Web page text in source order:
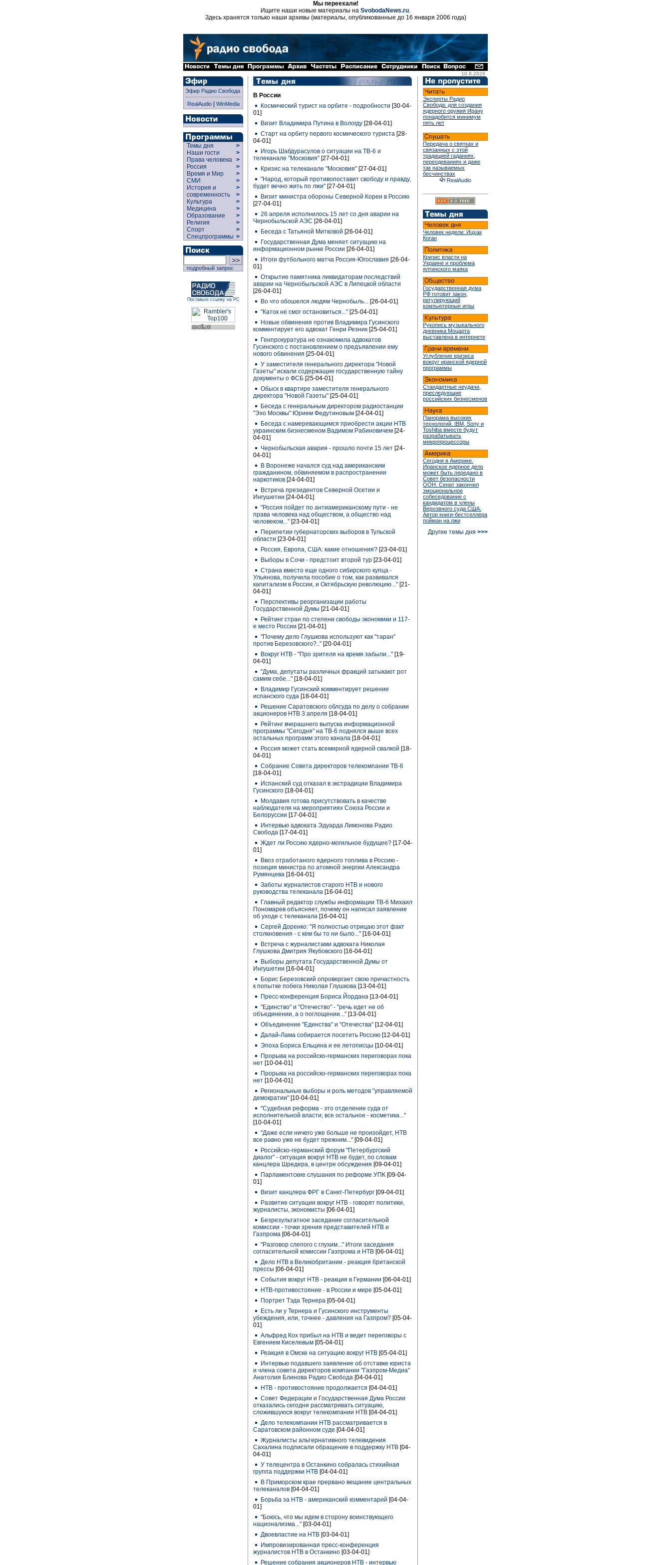
Мы переехали!
Ищите наши новые материалы на SvobodaNews.ru.
Здесь хранятся только наши архивы (материалы, опубликованные до 16 января 2006 года)
10.8.2026
Эфир Радио Свобода
RealAudio| WinMedia
Темы дня
>
Наши гости
>
Права человека >
Россия
>
Время и Мир
>
СМИ
>
История и
современность
>
>
Культура
>
Медицина
>
Образование
>
Религия
>
Спорт
>
Спецпрограммы >
подробный запрос
Поставьте ссылку на РС
В России
Космический турист на орбите - подробности [30-04-
01]
Визит Владимира Путина в Вологду [28-04-01]
Старт на орбиту первого космического туриста [28-
04-01]
Игорь Шабдурасулов о ситуации на ТВ-6 и
телеканале "Московия" [27-04-01]
Кризис на телеканале "Московия" [27-04-01]
"Народ, который противопоставит свободу и правду,
будет вечно жить по лжи" [27-04-01]
Визит министра обороны Северной Кореи в Россию
[27-04-01]
26 апреля исполнилось 15 лет со дня аварии на
Чернобыльской АЭС [26-04-01]
Беседа с Татьяной Митковой [26-04-01]
Государственная Дума меняет ситуацию на
информационном рынке России [26-04-01]
Итоги футбольного матча Россия-Югославия [26-04-
01]
Открытие памятника ликвидаторам последствий
аварии на Чернобыльской АЭС в Липецкой области
[26-04-01]
Во что обошелся людям Чернобыль... [26-04-01]
"Каток не смог остановиться..." [25-04-01]
Новые обвинения против Владимира Гусинского
комментирует его адвокат Генри Резник [25-04-01]
Генпрокуратура не ознакомила адвокатов
Гусинского с постановлением о предъявлении ему
нового обвинения [25-04-01]
У заместителя генерального директора "Новой
Газеты" искали содержащие государственную тайну
документы о ФСБ [25-04-01]
Обыск в квартире заместителя генерального
директора "Новой Газеты" [25-04-01]
Беседа с генеральным директором радиостанции
"Эхо Москвы" Юрием Федутиновым [24-04-01]
Беседа с намеревающимся приобрести акции НТВ
украинским бизнесменом Вадимом Рабиновичем [24-
04-01]
Чернобыльская авария - прошло почти 15 лет [24-
04-01]
В Воронеже начался суд над американским
гражданином, обвиняемом в распространении
наркотиков [24-04-01]
Встреча президентов Северной Осетии и
Ингушетии [24-04-01]
"Россия пойдет по антиамериканскому пути - не
права человека над обществом, а общество над
человеком..." [23-04-01]
Перипетии губернаторских выборов в Тульской
области [23-04-01]
Россия, Европа, США: какие отношения? [23-04-01]
Выборы в Сочи - предстоит второй тур [23-04-01]
Страна вместо еще одного сибирского купца -
Ульянова, получила пособие о том, как развивался
капитализм в России, и Октябрьскую революцию..." [21-
04-01]
Перспективы реорганизации работы
Государственной Думы [21-04-01]
Рейтинг стран по степени свободы экономики и 117-
е место России [21-04-01]
"Почему дело Глушкова используют как "таран"
против Березовского?.." [20-04-01]
Вокруг НТВ - "Про зрителя на время забыли..." [19-
04-01]
"Дума, депутаты различных фракций затыкают рот
самим себе..." [18-04-01]
Владимир Гусинский комментирует решение
испанского суда [18-04-01]
Решение Саратовского облсуда по делу о собрании
акционеров НТВ 3 апреля [18-04-01]
Рейтинг вчерашнего выпуска информационной
программы "Сегодня" на ТВ-6 поднялся выше всех
остальных программ этого канала [18-04-01]
Россия может стать всемирной ядерной свалкой [18-
04-01]
Собрание Совета директоров телекомпании ТВ-6
[18-04-01]
Испанский суд отказал в экстрадиции Владимира
Гусинского [18-04-01]
Молдавия готова присутствовать в качестве
наблюдателя на мероприятиях Союза России и
Белоруссии [17-04-01]
Интервью адвоката Эдуарда Лимонова Радио
Свобода [17-04-01]
Ждет ли Россию ядерно-могильное будущее? [17-04-
01]
Ввоз отработаного ядерного топлива в Россию -
позиция министра по атомной энергии Александра
Румянцева [16-04-01]
Заботы журналистов старого НТВ и нового
руководства телеканала [16-04-01]
Главный редактор службы информации ТВ-6 Михаил
Пономарев объясняет, почему он написал заявление
об уходе с телеканала [16-04-01]
Сергей Доренко: "Я полностью отрицаю этот факт
столкновения - с кем бы то ни было..." [16-04-01]
Встреча с журналистами адвоката Николая
Глушкова Дмитрия Якубовского [16-04-01]
Выборы депутата Государственной Думы от
Ингушетии [16-04-01]
Борис Березовский опровергает свою причастность
к попытке побега Николая Глушкова [13-04-01]
Пресс-конференция Бориса Йордана [13-04-01]
"Единство" и "Отечество" - "речь идет не об
объединении, а о поглощении..." [13-04-01]
Объединение "Единства" и "Отечества" [12-04-01]
Далай-Лама собирается посетить Россию [12-04-01]
Эпоха Бориса Ельцина и ее летописцы [10-04-01]
Прорыва на российско-германских переговорах пока
нет [10-04-01]
Прорыва на российско-германских переговорах пока
нет [10-04-01]
Региональные выборы и роль методов "управляемой
демократии" [10-04-01]
"Судебная реформа - это отделение суда от
исполнительной власти; все остальное - косметика..."
[10-04-01]
"Даже если ничего уже больше не произойдет, НТВ
все равно уже не будет прежним..." [09-04-01]
Российско-германский форум "Петербургский
диалог" - ситуация вокруг НТВ не будет, по словам
канцлера Шредера, в центре обсуждения [09-04-01]
Парламентские слушания по реформе УПК [09-04-
01]
Визит канцлера ФРГ в Санкт-Петербург [09-04-01]
Развитие ситуации вокруг НТВ - говорят политики,
журналисты, экономисты [06-04-01]
Безрезультатное заседание согласительной
комиссии - точки зрения представителей НТВ и
Газпрома [06-04-01]
"Разговор слепого с глухим..." Итоги заседания
согласительной комиссии Газпрома и НТВ [06-04-01]
Дело НТВ в Великобритании - реакция британской
прессы [06-04-01]
События вокруг НТВ - реакция в Германии [06-04-01]
НТВ-противостояние - в России и мире [05-04-01]
Портрет Тэда Тернера [05-04-01]
Есть ли у Тернера и Гусинского инструменты
убеждения, или, точнее - давления на Газпром? [05-04-
01]
Альфред Кох прибыл на НТВ и ведет переговоры с
Евгением Киселевым [05-04-01]
Реакция в Омске на ситуацию вокруг НТВ [05-04-01]
Интервью подавшего заявление об отставке юриста
и члена совета директоров компании "Газпром-Медиа"
Анатолия Блинова Радио Свобода [04-04-01]
НТВ - противостояние продолжается [04-04-01]
Совет Федерации и Государственная Дума России
отказались сегодня рассматривать ситуацию,
сложившуюся вокруг телекомпании НТВ [04-04-01]
Дело телекомпании НТВ рассматривается в
Саратовском районном суде [04-04-01]
Журналисты альтернативного телевидения
Сахалина подписали обращение в поддержку НТВ [04-
04-01]
У телецентра в Останкино собралась стихийная
группа поддержки НТВ [04-04-01]
В Приморском крае прервано вещание центральных
телеканалов [04-04-01]
Борьба за НТВ - американский комментарий [04-04-
01]
"Боюсь, что мы идем в сторону воинствующего
национализма..." [03-04-01]
Двоевластие на НТВ [03-04-01]
Импровизированная пресс-конференция
журналистов НТВ в Останкино [03-04-01]
Решение собрания акционеров НТВ - интервью
Эксперты Радио
Свобода: для создания
ядерного оружия Ирану
понадобится минимум
пять лет
Передача о святках и
связанных с этой
традицией гаданиях,
переодеваниях и даже
так называемых
бесчинствах
RealAudio
Человек недели: Ицхак
Коган
Кризис власти на
Украине и проблема
ялтинского маяка
Государственная дума
РФ готовит закон,
регулирующий
компьютерные игры
Рукопись музыкального
дневника Моцарта
выставлена в интернете
Углубление кризиса
вокруг иранской ядерной
программы
Стандартные неудачи,
преследующие
российских бизнесменов
Панорама высоких
технологий. IBM, Sony и
Toshiba вместе будут
разрабатывать
микропроцессоры
Сегодня в Америке.
Иранское ядерное дело
может быть передано в
Совет безопасности
ООН. Сенат закончил
эмоциональное
собеседование с
кандидатом в члены
Верховного суда США.
Автор книги-бестселлера
пойман на лжи
Другие темы дня >>>